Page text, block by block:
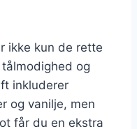
ikke kun de rette
og
inkluderer
og vanilje, men
får du en ekstra